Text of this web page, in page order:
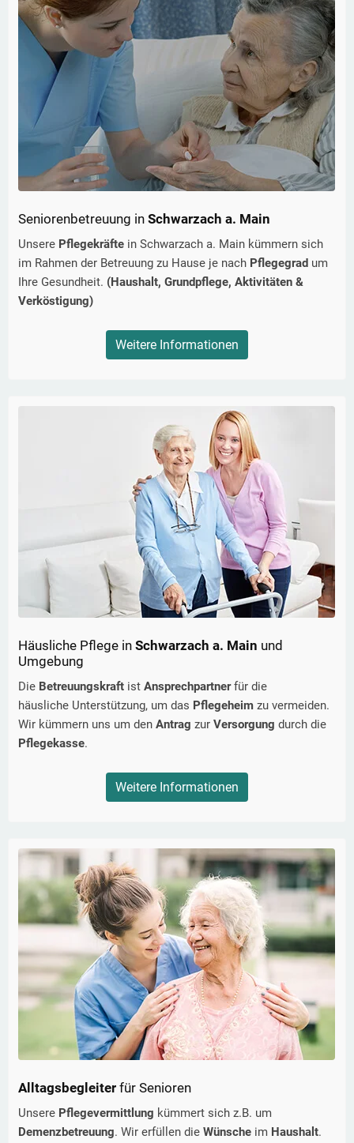
Seniorenbetreuung in Schwarzach a. Main
Unsere Pflegekräfte in Schwarzach a. Main kümmern sich
im Rahmen der Betreuung zu Hause je nach Pflegegrad um
Ihre Gesundheit. (Haushalt, Grundpflege, Aktivitäten &
Verköstigung)
Weitere Informationen
Häusliche Pflege in Schwarzach a. Main und
Umgebung
Die Betreuungskraft ist Ansprechpartnerfür die
häusliche Unterstützung, um das Pflegeheim zu vermeiden.
Wir kümmern uns um den Antrag zur Versorgung durch die
Pflegekasse.
Weitere Informationen
Alltagsbegleiter für Senioren
Unsere Pflegevermittlung kümmert sich z.B. um
Demenzbetreuung. Wir erfüllen die Wünsche im Haushalt.